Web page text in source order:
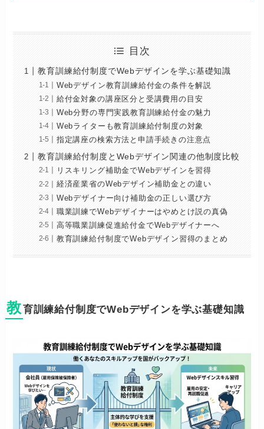
目次
教育訓練給付制度でWebデザインを学ぶ基礎知識
Webデザイン教育訓練給付金の条件を解説
給付金対象の講座区分と受講費用の目安
Web分野の専門実践教育訓練給付金の魅力
Webライターも教育訓練給付制度の対象
指定講座の検索方法と申請手続きの注意点
教育訓練給付制度とWebデザイン関連の他制度比較
リスキリング補助金でWebデザインを習得
経済産業省のWebデザイン補助金との違い
Webデザイナー向け補助金の正しい選び方
職業訓練でWebデザイナーはやめとけ説の真偽
高等職業訓練促進給付金でWebデザイナーへ
教育訓練給付制度でWebデザイン習得のまとめ
教育訓練給付制度でWebデザインを学ぶ基礎知識